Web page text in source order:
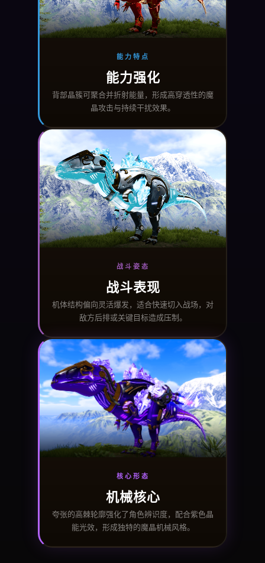
能力特点
能力强化
背部晶簇可聚合并折射能量，形成高穿透性的魔
晶攻击与持续干扰效果。
战斗姿态
战斗表现
机体结构偏向灵活爆发，适合快速切入战场，对
敌方后排或关键目标造成压制。
核心形态
机械核心
夸张的高棘轮廓强化了角色辨识度，配合紫色晶
能光效，形成独特的魔晶机械风格。